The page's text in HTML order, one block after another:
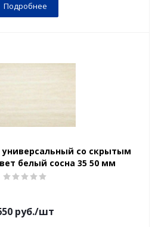
Подробнее
универсальный со скрытым
белый сосна 35 50 мм
руб./шт